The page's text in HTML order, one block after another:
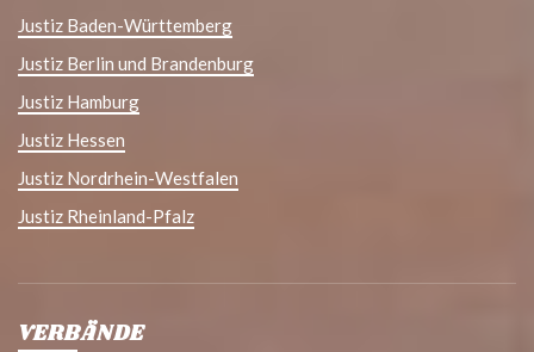
Justiz Baden-Württemberg
Justiz Berlin und Brandenburg
Justiz Hamburg
Justiz Hessen
Justiz Nordrhein-Westfalen
Justiz Rheinland-Pfalz
VERBÄNDE